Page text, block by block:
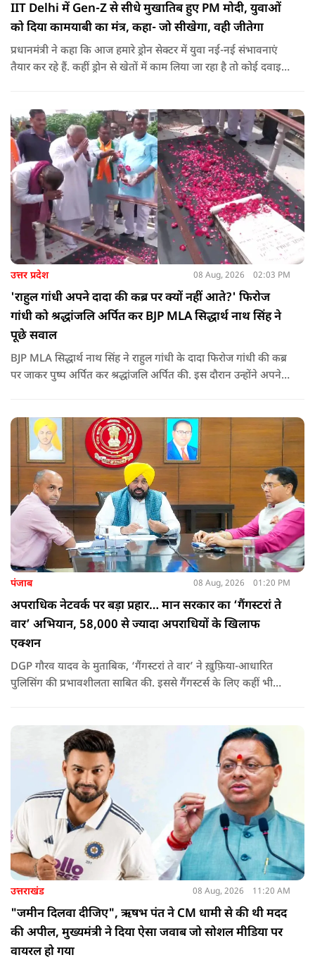
IIT Delhi में Gen-Z से सीधे मुखातिब हुए PM मोदी, युवाओं
को दिया कामयाबी का मंत्र, कहा- जो सीखेगा, वही जीतेगा
प्रधानमंत्री ने कहा कि आज हमारे ड्रोन सेक्टर में युवा नई-नई संभावनाएं
तैयार कर रहे हैं. कहीं ड्रोन से खेतों में काम लिया जा रहा है तो कोई दवाइयां
उत्तर प्रदेश 08 Aug, 2026 02:03 PM
'राहुल गांधी अपने दादा की कब्र पर क्यों नहीं आते?' फिरोज
गांधी को श्रद्धांजलि अर्पित कर BJP MLA सिद्धार्थ नाथ सिंह ने
पूछे सवाल
BJP MLA सिद्धार्थ नाथ सिंह ने राहुल गांधी के दादा फिरोज गांधी की कब्र
पर जाकर पुष्प अर्पित कर श्रद्धांजलि अर्पित की. इस दौरान उन्होंने अपने
कि वह भविष्य में क्या करें.
पंजाब 08 Aug, 2026 01:20 PM
अपराधिक नेटवर्क पर बड़ा प्रहार… मान सरकार का ‘गैंगस्टरां ते
वार’ अभियान, 58,000 से ज्यादा अपराधियों के खिलाफ
एक्शन
DGP गौरव यादव के मुताबिक, ‘गैंगस्टरां ते वार’ ने ख़ुफ़िया-आधारित
पुलिसिंग की प्रभावशीलता साबित की. इससे गैंगस्टर्स के लिए कहीं भी
उत्तराखंड 08 Aug, 2026 11:20 AM
"जमीन दिलवा दीजिए", ऋषभ पंत ने CM धामी से की थी मदद
की अपील, मुख्यमंत्री ने दिया ऐसा जवाब जो सोशल मीडिया पर
वायरल हो गया